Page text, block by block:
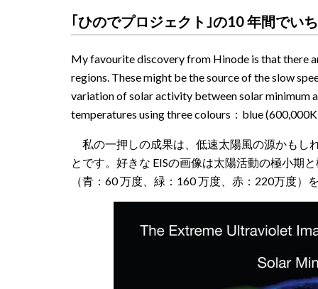
｢ひのでプロジェクト｣の10 年間でい
My favourite discovery from Hinode is that there
regions. These might be the source of the slow
variation of solar activity between solar minimum
temperatures using three colours：blue
私の一押しの成果は、低速太陽風の源かもし
とです。好きな EISの画像は太陽活動の極小期
（青：60 万度、緑：160 万度、赤：220万度）